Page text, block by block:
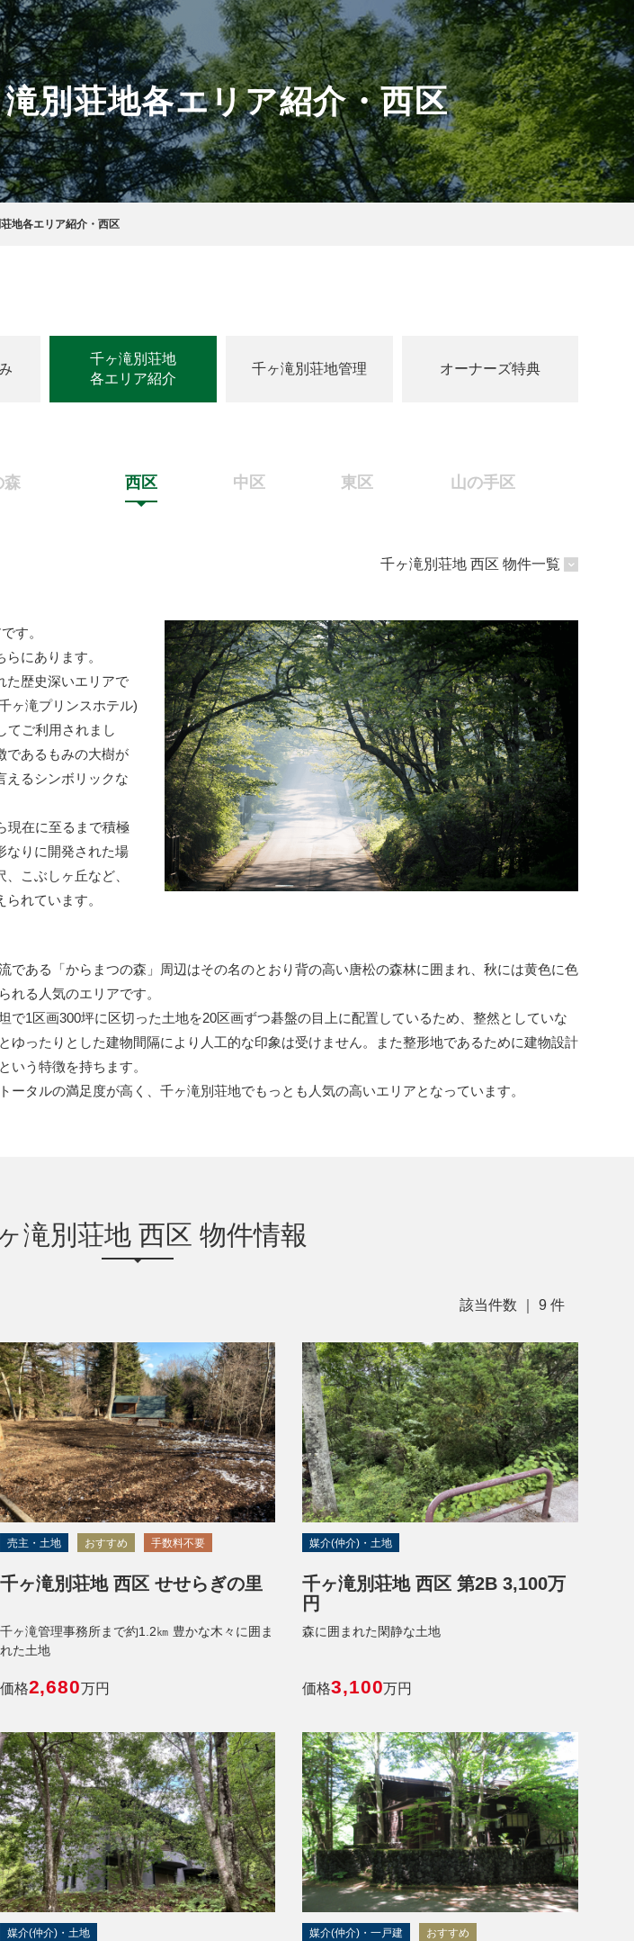
別荘地各エリア紹介・西区
地各エリア紹介・西区
千ヶ滝別荘地
各エリア紹介
千ヶ滝別荘地管理 オーナーズ特典
森 西区 中区 東区 山の手区
千ヶ滝別荘地 西区 物件一覧
す。
にあります。
た歴史深いエリアで
ヶ滝プリンスホテル)
てご利用されまし
であるもみの大樹が
えるシンボリックな
現在に至るまで積極
なりに開発された場
こぶしヶ丘など、
れています。
である「からまつの森」周辺はその名のとおり背の高い唐松の森林に囲まれ、秋には黄色に色
れる人気のエリアです。
で1区画300坪に区切った土地を20区画ずつ碁盤の目上に配置しているため、整然としていな
ゆったりとした建物間隔により人工的な印象は受けません。また整形地であるために建物設計
いう特徴を持ちます。
ータルの満足度が高く、千ヶ滝別荘地でもっとも人気の高いエリアとなっています。
滝別荘地 西区 物件情報
該当件数 ｜ 9 件
売主・土地 おすすめ 手数料不要
千ヶ滝別荘地 西区 せせらぎの里
千ヶ滝管理事務所まで約1.2㎞ 豊かな木々に囲ま
れた土地
価格2,680万円
媒介(仲介)・土地
千ヶ滝別荘地 西区 第2B 3,100万
円
森に囲まれた閑静な土地
価格3,100万円
媒介(仲介)・土地 媒介(仲介)・一戸建 おすすめ